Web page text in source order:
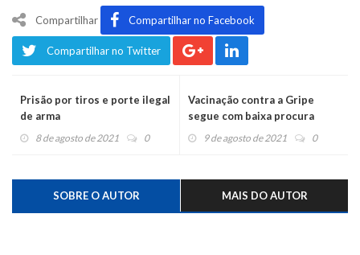
Compartilhar Compartilhar no Facebook
Compartilhar no Twitter
Prisão por tiros e porte ilegal
de arma
8 de agosto de 2021 0
Vacinação contra a Gripe
segue com baixa procura
9 de agosto de 2021 0
SOBRE O AUTOR MAIS DO AUTOR